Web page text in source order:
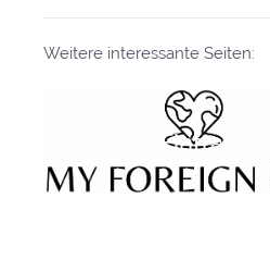
Weitere interessante Seiten:
Eintrag